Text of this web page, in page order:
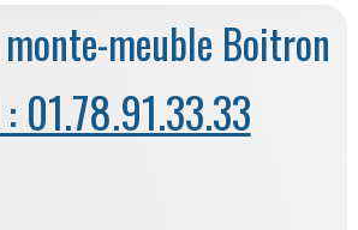
meuble Boitron
01.78.91.33.33